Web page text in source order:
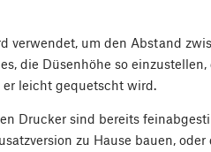
verwendet, um den Abstand
die Düsenhöhe so
leicht gequetscht wird.
Drucker sind bereits
zu Hause bauen,